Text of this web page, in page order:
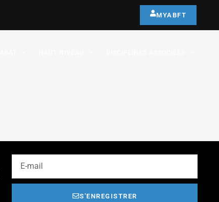
MYABFT
S'ENREGISTRER